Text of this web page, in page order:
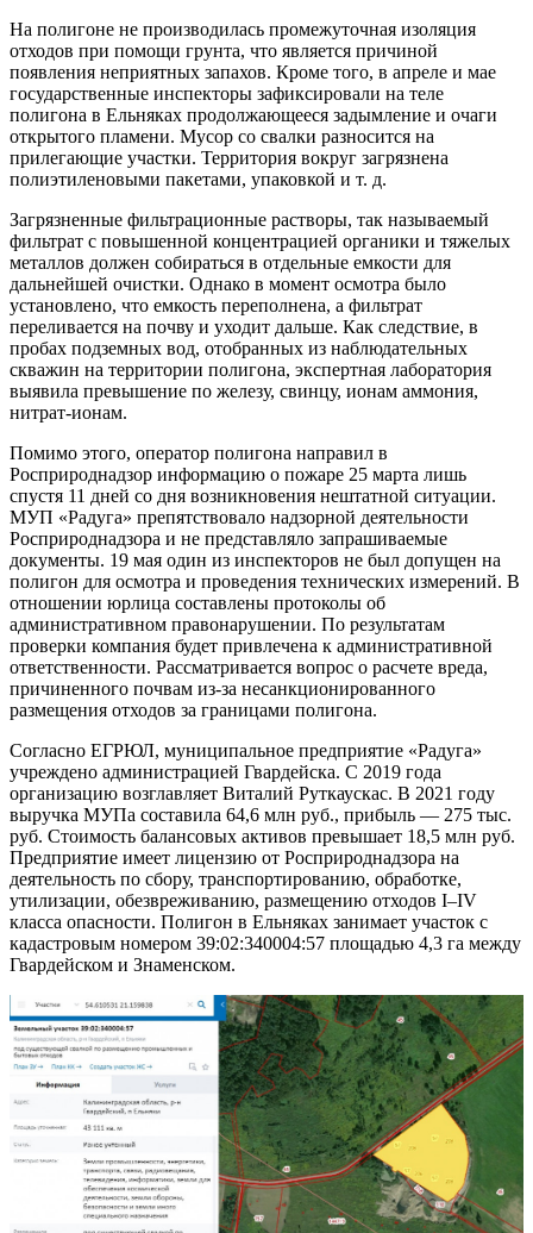
На полигоне не производилась промежуточная изоляция
отходов при помощи грунта, что является причиной
появления неприятных запахов. Кроме того, в апреле и мае
государственные инспекторы зафиксировали на теле
полигона в Ельняках продолжающееся задымление и очаги
открытого пламени. Мусор со свалки разносится на
прилегающие участки. Территория вокруг загрязнена
полиэтиленовыми пакетами, упаковкой и т. д.
Загрязненные фильтрационные растворы, так называемый
фильтрат с повышенной концентрацией органики и тяжелых
металлов должен собираться в отдельные емкости для
дальнейшей очистки. Однако в момент осмотра было
установлено, что емкость переполнена, а фильтрат
переливается на почву и уходит дальше. Как следствие, в
пробах подземных вод, отобранных из наблюдательных
скважин на территории полигона, экспертная лаборатория
выявила превышение по железу, свинцу, ионам аммония,
нитрат-ионам.
Помимо этого, оператор полигона направил в
Росприроднадзор информацию о пожаре 25 марта лишь
спустя 11 дней со дня возникновения нештатной ситуации.
МУП «Радуга» препятствовало надзорной деятельности
Росприроднадзора и не представляло запрашиваемые
документы. 19 мая один из инспекторов не был допущен на
полигон для осмотра и проведения технических измерений. В
отношении юрлица составлены протоколы об
административном правонарушении. По результатам
проверки компания будет привлечена к административной
ответственности. Рассматривается вопрос о расчете вреда,
причиненного почвам из-за несанкционированного
размещения отходов за границами полигона.
Согласно ЕГРЮЛ, муниципальное предприятие «Радуга»
учреждено администрацией Гвардейска. С 2019 года
организацию возглавляет Виталий Руткаускас. В 2021 году
выручка МУПа составила 64,6 млн руб., прибыль — 275 тыс.
руб. Стоимость балансовых активов превышает 18,5 млн руб.
Предприятие имеет лицензию от Росприроднадзора на
деятельность по сбору, транспортированию, обработке,
утилизации, обезвреживанию, размещению отходов I–IV
класса опасности. Полигон в Ельняках занимает участок с
кадастровым номером 39:02:340004:57 площадью 4,3 га между
Гвардейском и Знаменском.